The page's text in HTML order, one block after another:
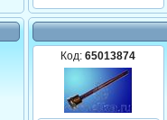
Код:65013874